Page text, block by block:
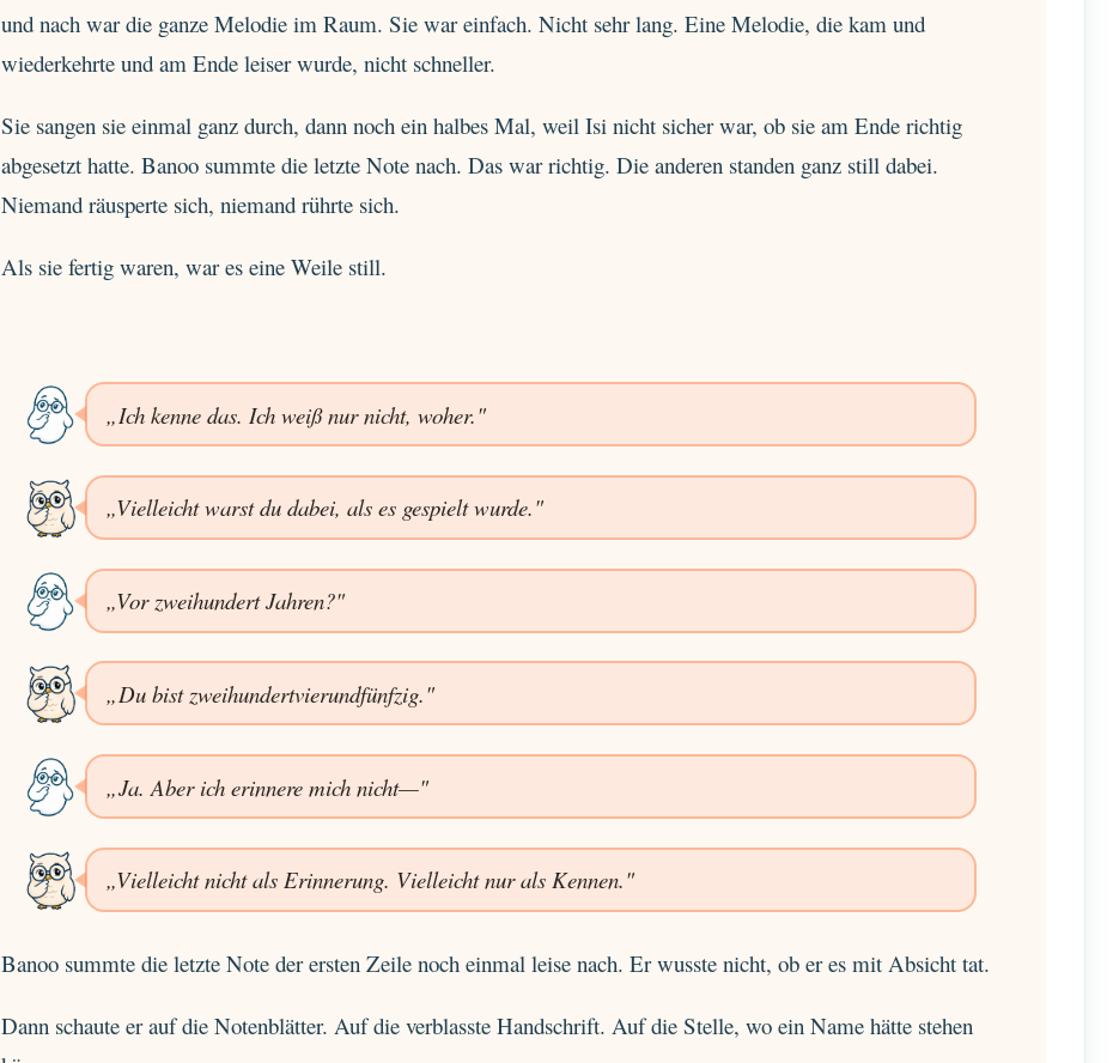
und nach war die ganze Melodie im Raum. Sie war einfach. Nicht sehr lang. Eine Melodie, die kam und
wiederkehrte und am Ende leiser wurde, nicht schneller.
Sie sangen sie einmal ganz durch, dann noch ein halbes Mal, weil Isi nicht sicher war, ob sie am Ende richtig
abgesetzt hatte. Banoo summte die letzte Note nach. Das war richtig. Die anderen standen ganz still dabei.
Niemand räusperte sich, niemand rührte sich.
Als sie fertig waren, war es eine Weile still.
„Ich kenne das. Ich weiß nur nicht, woher."
„Vielleicht warst du dabei, als es gespielt wurde."
„Vor zweihundert Jahren?"
„Du bist zweihundertvierundfünfzig."
„Ja. Aber ich erinnere mich nicht—"
„Vielleicht nicht als Erinnerung. Vielleicht nur als Kennen."
Banoo summte die letzte Note der ersten Zeile noch einmal leise nach. Er wusste nicht, ob er es mit Absicht tat.
Dann schaute er auf die Notenblätter. Auf die verblasste Handschrift. Auf die Stelle, wo ein Name hätte stehen